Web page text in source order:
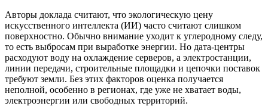
Авторы доклада считают, что экологическую цену
искусственного интеллекта (ИИ) часто считают слишком
поверхностно. Обычно внимание уходит к углеродному следу,
то есть выбросам при выработке энергии. Но дата-центры
расходуют воду на охлаждение серверов, а электростанции,
линии передачи, строительные площадки и цепочки поставок
требуют земли. Без этих факторов оценка получается
неполной, особенно в регионах, где уже не хватает воды,
электроэнергии или свободных территорий.